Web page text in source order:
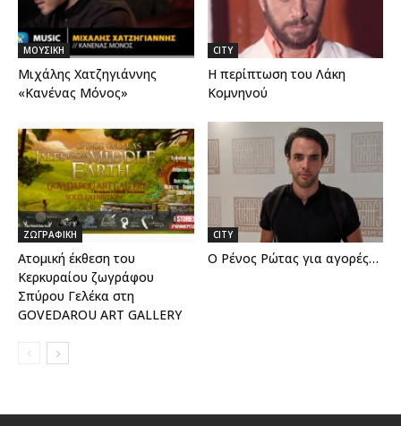
ΜΟΥΣΙΚΗ
Μιχάλης Χατζηγιάννης
«Κανένας Μόνος»
CITY
Η περίπτωση του Λάκη
Κομνηνού
ΖΩΓΡΑΦΙΚΗ
Ατομική έκθεση του
Κερκυραίου ζωγράφου
Σπύρου Γελέκα στη
GOVEDAROU ART GALLERY
CITY
Ο Ρένος Ρώτας για αγορές…